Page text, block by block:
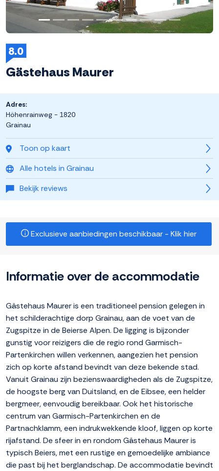
8.0
Gästehaus Maurer
Toon op kaart
Alle hotels in Grainau
Bekijk reviews
Adres:
Höhenrainweg - 1820
Grainau
Exclusieve aanbiedingen beschikbaar - Klik hier
Informatie over de accommodatie
Gästehaus Maurer is een traditioneel pension gelegen in
het schilderachtige dorp Grainau, aan de voet van de
Zugspitze in de Beierse Alpen. De ligging is bijzonder
gunstig voor reizigers die de regio rond Garmisch-
Partenkirchen willen verkennen, aangezien het pension
zich op korte afstand bevindt van deze bekende stad.
Vanuit Grainau zijn bezienswaardigheden als de Zugspitze,
de hoogste berg van Duitsland, en de Eibsee, een helder
bergmeer, eenvoudig bereikbaar. Ook het historische
centrum van Garmisch-Partenkirchen en de
Partnachklamm, een indrukwekkende kloof, liggen op korte
rijafstand. De sfeer in en rondom Gästehaus Maurer is
typisch Beiers, met een rustige en gemoedelijke ambiance
die past bij het berglandschap. De accommodatie bevindt